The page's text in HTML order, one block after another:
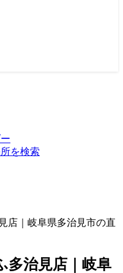
を検索
店｜岐阜県多治見市の直
多治見店｜岐阜